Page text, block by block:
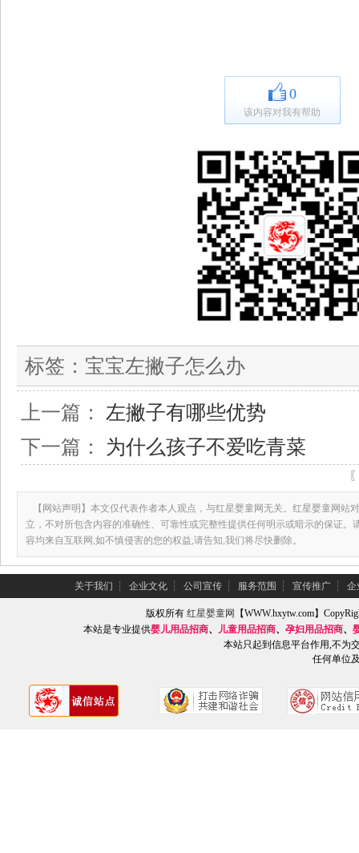
0
该内容对我有帮助
标签： 宝宝左撇子怎么办
上一篇： 左撇子有哪些优势
下一篇： 为什么孩子不爱吃青菜
【网站声明】本文仅代表作者本人观点，与红星婴童网无关。红星婴童网站
立，不对所包含内容的准确性、可靠性或完整性提供任何明示或暗示的保证。
容均来自互联网,如不慎侵害的您的权益,请告知,我们将尽快删除。
关于我们 ┆ 企业文化 ┆ 公司宣传 ┆ 服务范围 ┆ 宣传推广 ┆ 企
版权所有红星婴童网
【WWW.hxytw.com】
本站是专业提供婴儿用品招商、 儿童用品招商、 孕妇用品招商、
本站只起到信息平台作用,不为
任何单位